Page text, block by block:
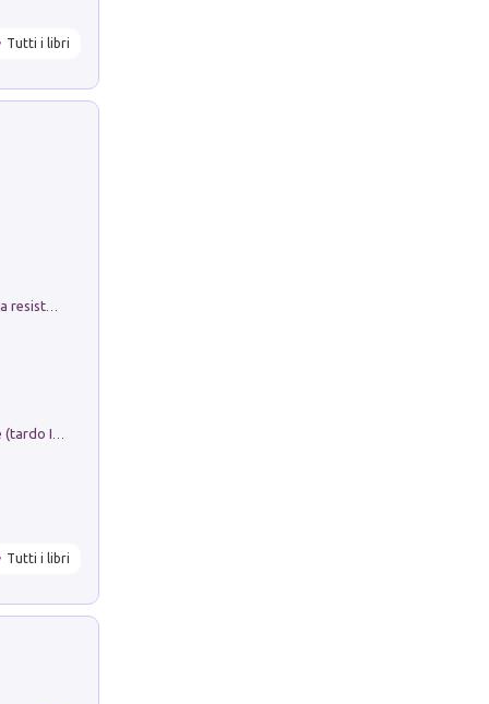
Tutti i libri
Memorial Santa Giulia. Sculture per la resistenza Monchio di Palagano
Tutti i libri